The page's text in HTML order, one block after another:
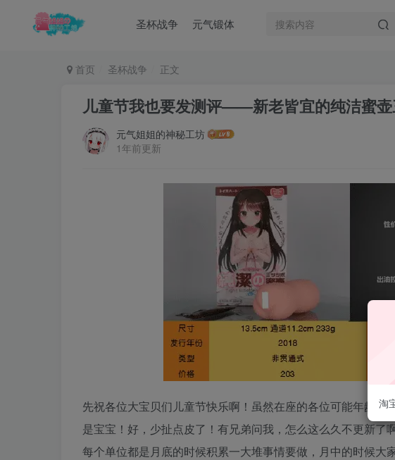
圣杯战争 元气锻体
首页 圣杯战争 正文
儿童节我也要发测评——新老皆宜的纯洁蜜
元气姐姐的神秘工坊
1年前更新
先祝各位大宝贝们儿童节快乐啊！虽然在座的各位可能年龄
是宝宝！好，少扯点皮了！有兄弟问我，怎么这么久不更新了
每个单位都是月底的时候积累一大堆事情要做，月中的时候大
淘